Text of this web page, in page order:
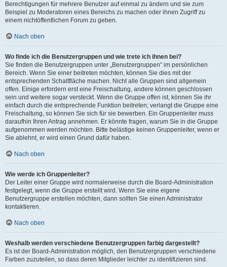
Berechtigungen für mehrere Benutzer auf einmal zu ändern und sie zum
Beispiel zu Moderatoren eines Bereichs zu machen oder ihnen Zugriff zu
einem nichtöffentlichen Forum zu geben.
Nach oben
Wo finde ich die Benutzergruppen und wie trete ich ihnen bei?
Sie finden die Benutzergruppen unter „Benutzergruppen“ im persönlichen
Bereich. Wenn Sie einer beitreten möchten, können Sie dies mit der
entsprechenden Schaltfläche machen. Nicht alle Gruppen sind allgemein
offen. Einige erfordern erst eine Freischaltung, andere können geschlossen
sein und weitere sogar versteckt. Wenn die Gruppe offen ist, können Sie ihr
einfach durch die entsprechende Funktion beitreten; verlangt die Gruppe eine
Freischaltung, so können Sie sich für sie bewerben. Ein Gruppenleiter muss
daraufhin Ihren Antrag annehmen. Er könnte fragen, warum Sie in die Gruppe
aufgenommen werden möchten. Bitte belästige keinen Gruppenleiter, wenn er
Sie ablehnt, er wird einen Grund dafür haben.
Nach oben
Wie werde ich Gruppenleiter?
Der Leiter einer Gruppe wird normalerweise durch die Board-Administration
festgelegt, wenn die Gruppe erstellt wird. Wenn Sie eine eigene
Benutzergruppe erstellen möchten, dann sollten Sie einen Administrator
kontaktieren.
Nach oben
Weshalb werden verschiedene Benutzergruppen farbig dargestellt?
Es ist der Board-Administration möglich, den Benutzergruppen verschiedene
Farben zuzuteilen, so dass deren Mitglieder leichter zu identifizieren sind.